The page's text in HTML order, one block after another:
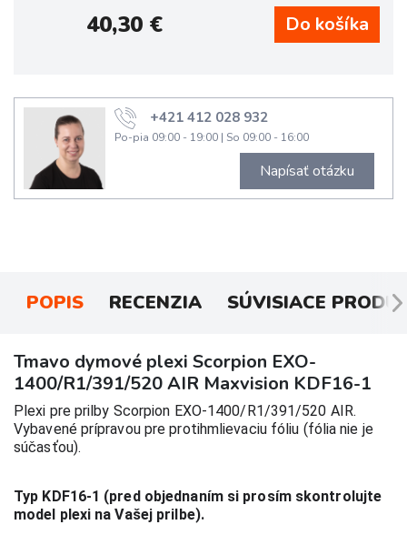
40,30€
+421 412 028 932
Po-pia 09:00 - 19:00 | So 09:00 - 16:00
Napísať otázku
POPIS RECENZIA SÚVISIACE
Tmavo dymové plexi Scorpion EXO-
1400/R1/391/520 AIR Maxvision KDF16-1
Plexi pre prilby Scorpion EXO-1400/R1/391/520 AIR.
Vybavené prípravou pre protihmlievaciu fóliu (fólia nie je
súčasťou).
Typ KDF16-1 (pred objednaním si prosím skontrolujte
model plexi na Vašej prilbe).